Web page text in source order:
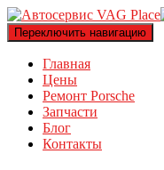
Переключить навигацию
Главная
Цены
Ремонт Porsche
Запчасти
Блог
Контакты